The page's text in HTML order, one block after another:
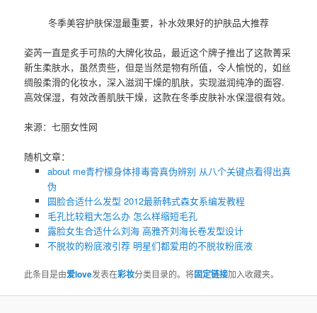
冬季美容护肤保湿最重要，补水效果好的护肤品大推荐
姿芮一直是炙手可热的大牌化妆品，最近这个牌子推出了这款菁采
新生柔肤水，虽然贵些，但是当然是物有所值，令人愉悦的，如丝
绸般柔滑的化妆水，深入滋润干燥的肌肤，实现滋润纯净的面容.
高效保湿，有效改善肌肤干燥，这款在冬季皮肤补水保湿很有效。
来源：七丽女性网
随机文章：
about me青柠檬身体排毒膏真伪辨别 从八个关键点看得出真
伪
圆脸合适什么发型 2012最新韩式森女系编发教程
毛孔比较粗大怎么办 怎么样缩短毛孔
露脸女生合适什么刘海 高雅齐刘海长卷发型设计
不脱妆的粉底液引荐 明星们都爱用的不脱妆粉底液
此条目是由爱love发表在彩妆分类目录的。将固定链接加入收藏夹。